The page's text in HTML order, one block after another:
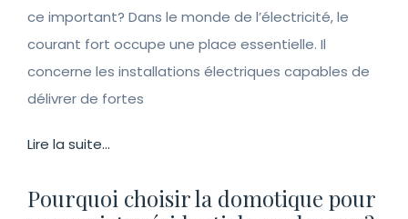
ce important? Dans le monde de l’électricité, le
courant fort occupe une place essentielle. Il
concerne les installations électriques capables de
délivrer de fortes
Lire la suite...
Pourquoi choisir la domotique pour